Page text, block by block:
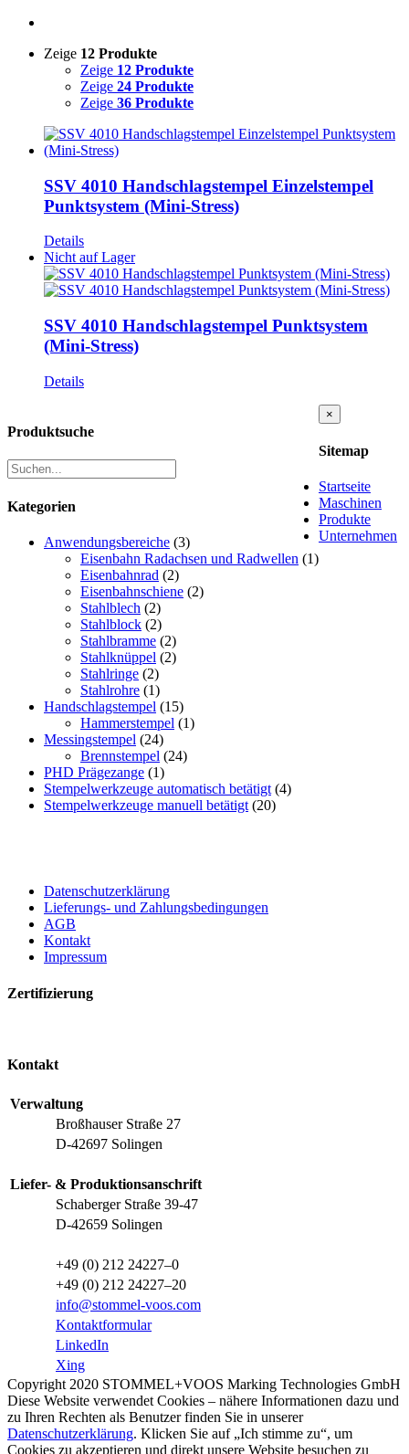
Zeige 12 Produkte
Zeige 12 Produkte
Zeige 24 Produkte
Zeige 36 Produkte
SSV 4010 Handschlagstempel Einzelstempel
Punktsystem (Mini-Stress)
Details
Nicht auf Lager
SSV 4010 Handschlagstempel Punktsystem
(Mini-Stress)
Details
Produktsuche
Kategorien
Anwendungsbereiche (3)
Eisenbahn Radachsen und Radwellen (1)
Eisenbahnrad (2)
Eisenbahnschiene (2)
Stahlblech (2)
Stahlblock (2)
Stahlbramme (2)
Stahlknüppel (2)
Stahlringe (2)
Stahlrohre (1)
Handschlagstempel (15)
Hammerstempel (1)
Messingstempel (24)
Brennstempel (24)
PHD Prägezange (1)
Stempelwerkzeuge automatisch betätigt (4)
Stempelwerkzeuge manuell betätigt (20)
Close
product
view
×
Sitemap
Startseite
Maschinen
Produkte
Unternehmen
Datenschutzerklärung
Lieferungs- und Zahlungsbedingungen
AGB
Kontakt
Impressum
Zertifizierung
Kontakt
Verwaltung
Broßhauser Straße 27
D-42697 Solingen
Liefer- & Produktionsanschrift
Schaberger Straße 39-47
D-42659 Solingen
+49 (0) 212 24227–0
+49 (0) 212 24227–20
info@stommel-voos.com
Kontaktformular
LinkedIn
Xing
Copyright 2020 STOMMEL+VOOS Marking Technologies GmbH
Diese Website verwendet Cookies – nähere Informationen dazu und
zu Ihren Rechten als Benutzer finden Sie in unserer
Datenschutzerklärung. Klicken Sie auf „Ich stimme zu“, um
Cookies zu akzeptieren und direkt unsere Website besuchen zu